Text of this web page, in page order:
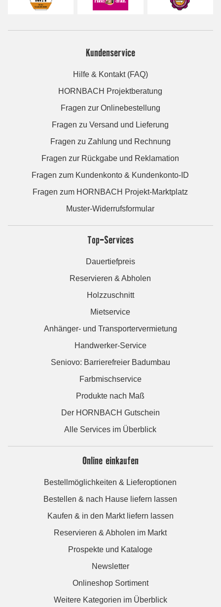
Kundenservice
Hilfe & Kontakt (FAQ)
HORNBACH Projektberatung
Fragen zur Onlinebestellung
Fragen zu Versand und Lieferung
Fragen zu Zahlung und Rechnung
Fragen zur Rückgabe und Reklamation
Fragen zum Kundenkonto & Kundenkonto-ID
Fragen zum HORNBACH Projekt-Marktplatz
Muster-Widerrufsformular
Top-Services
Dauertiefpreis
Reservieren & Abholen
Holzzuschnitt
Mietservice
Anhänger- und Transportervermietung
Handwerker-Service
Seniovo: Barrierefreier Badumbau
Farbmischservice
Produkte nach Maß
Der HORNBACH Gutschein
Alle Services im Überblick
Online einkaufen
Bestellmöglichkeiten & Lieferoptionen
Bestellen & nach Hause liefern lassen
Kaufen & in den Markt liefern lassen
Reservieren & Abholen im Markt
Prospekte und Kataloge
Newsletter
Onlineshop Sortiment
Weitere Kategorien im Überblick